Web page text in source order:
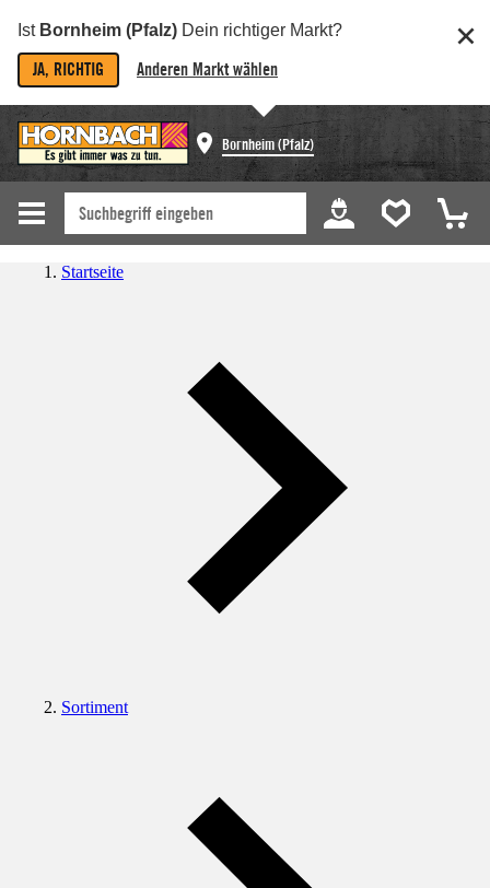
Ist Bornheim (Pfalz) Dein richtiger Markt?
JA, RICHTIG Anderen Markt wählen
Bornheim (Pfalz)
Startseite
Sortiment